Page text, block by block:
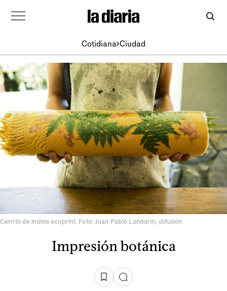
Cotidiana Ciudad
Cerrito de indios ecoprint. Foto: Juan Pablo Landarin, difusión
Impresión botánica